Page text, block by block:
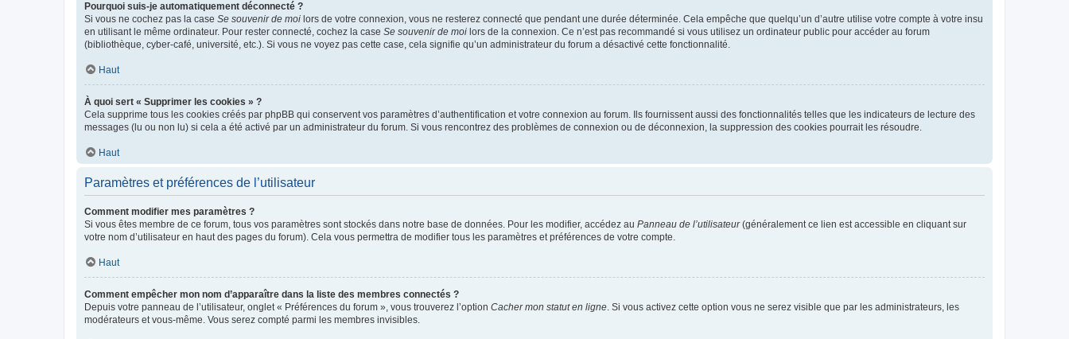
Pourquoi suis-je automatiquement déconnecté ?
Si vous ne cochez pas la case Se souvenir de moi lors de votre connexion, vous ne resterez connecté que pendant une durée déterminée. Cela empêche que quelqu’un d’autre utilise votre compte à votre insu
en utilisant le même ordinateur. Pour rester connecté, cochez la case Se souvenir de moi lors de la connexion. Ce n’est pas recommandé si vous utilisez un ordinateur public pour accéder au forum
(bibliothèque, cyber-café, université, etc.). Si vous ne voyez pas cette case, cela signifie qu’un administrateur du forum a désactivé cette fonctionnalité.
Haut
À quoi sert « Supprimer les cookies » ?
Cela supprime tous les cookies créés par phpBB qui conservent vos paramètres d’authentification et votre connexion au forum. Ils fournissent aussi des fonctionnalités telles que les indicateurs de lecture des
messages (lu ou non lu) si cela a été activé par un administrateur du forum. Si vous rencontrez des problèmes de connexion ou de déconnexion, la suppression des cookies pourrait les résoudre.
Haut
Paramètres et préférences de l’utilisateur
Comment modifier mes paramètres ?
Si vous êtes membre de ce forum, tous vos paramètres sont stockés dans notre base de données. Pour les modifier, accédez au Panneau de l’utilisateur(généralement ce lien est accessible en cliquant sur
votre nom d’utilisateur en haut des pages du forum). Cela vous permettra de modifier tous les paramètres et préférences de votre compte.
Haut
Comment empêcher mon nom d’apparaître dans la liste des membres connectés ?
Depuis votre panneau de l’utilisateur, onglet « Préférences du forum », vous trouverez l’option Cacher mon statut en ligne. Si vous activez cette option vous ne serez visible que par les administrateurs, les
modérateurs et vous-même. Vous serez compté parmi les membres invisibles.